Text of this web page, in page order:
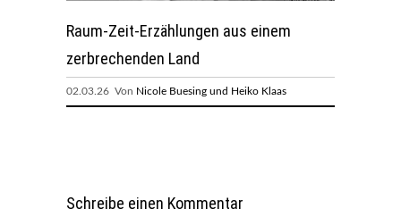
Raum-Zeit-Erzählungen aus einem
zerbrechenden Land
02.03.26 Von Nicole Buesing und Heiko Klaas
Schreibe einen Kommentar